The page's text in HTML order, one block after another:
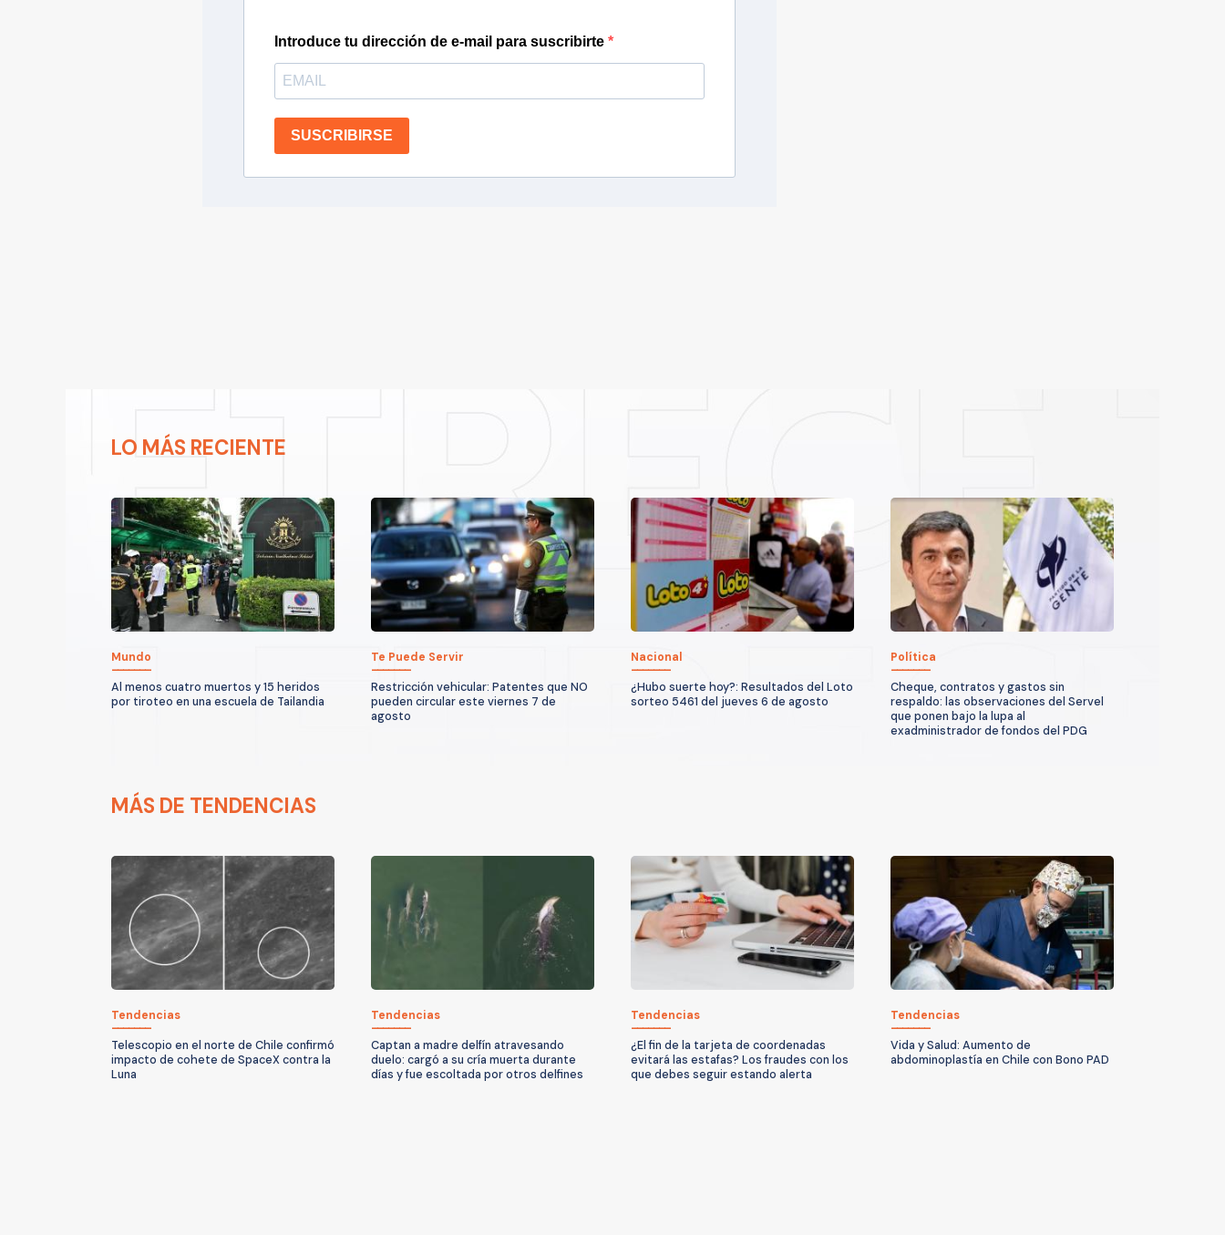
Introduce tu dirección de e-mail para suscribirte
SUSCRIBIRSE
LO MÁS RECIENTE
Mundo
Al menos cuatro muertos y 15 heridos
por tiroteo en una escuela de Tailandia
Te Puede Servir
Restricción vehicular: Patentes que NO
pueden circular este viernes 7 de
agosto
Nacional
¿Hubo suerte hoy?: Resultados del Loto
sorteo 5461 del jueves 6 de agosto
Política
Cheque, contratos y gastos sin
respaldo: las observaciones del Servel
que ponen bajo la lupa al
exadministrador de fondos del PDG
MÁS DE TENDENCIAS
Tendencias
Telescopio en el norte de Chile confirmó
impacto de cohete de SpaceX contra la
Luna
Tendencias
Captan a madre delfín atravesando
duelo: cargó a su cría muerta durante
días y fue escoltada por otros delfines
Tendencias
¿El fin de la tarjeta de coordenadas
evitará las estafas? Los fraudes con los
que debes seguir estando alerta
Tendencias
Vida y Salud: Aumento de
abdominoplastía en Chile con Bono PAD